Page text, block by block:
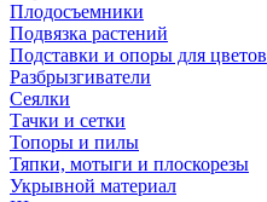
Плодосъемники
Подвязка растений
Подставки и опоры для цветов
Разбрызгиватели
Сеялки
Тачки и сетки
Топоры и пилы
Тяпки, мотыги и плоскорезы
Укрывной материал